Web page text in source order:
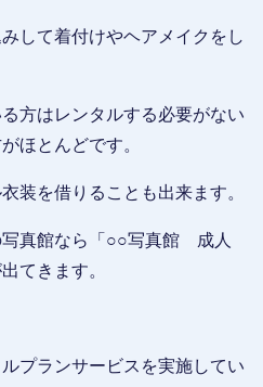
して着付けやヘアメイクをし
方はレンタルする必要がない
ほとんどです。
装を借りることも出来ます。
真館なら「○○写真館 成人
てきます。
プランサービスを実施してい